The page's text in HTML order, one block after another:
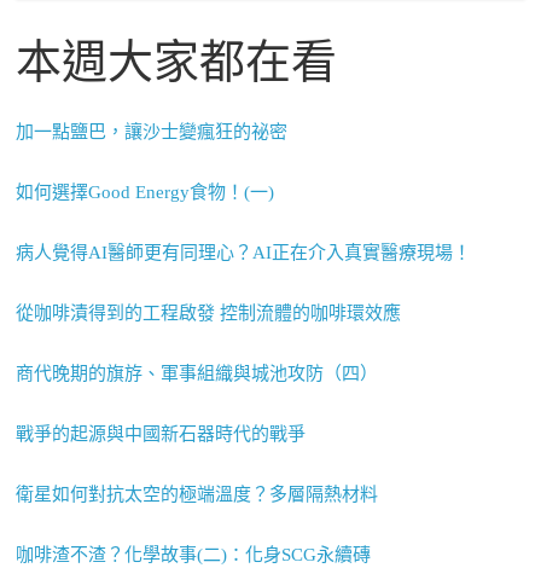
本週大家都在看
加一點鹽巴，讓沙士變瘋狂的祕密
如何選擇Good Energy食物！(一)
病人覺得AI醫師更有同理心？AI正在介入真實醫療現場！
從咖啡漬得到的工程啟發 控制流體的咖啡環效應
商代晚期的旗斿、軍事組織與城池攻防（四）
戰爭的起源與中國新石器時代的戰爭
衛星如何對抗太空的極端溫度？多層隔熱材料
咖啡渣不渣？化學故事(二)：化身SCG永續磚